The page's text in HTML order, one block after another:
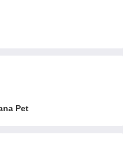
Pet